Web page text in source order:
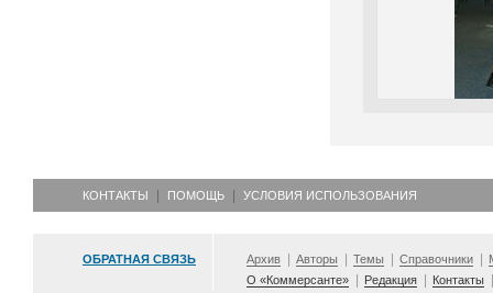
КОНТАКТЫ ПОМОЩЬ УСЛОВИЯ ИСПОЛЬЗОВАНИЯ
ОБРАТНАЯ СВЯЗЬ Архив Авторы Темы Справочники
О «Коммерсанте»
Редакция Контакты